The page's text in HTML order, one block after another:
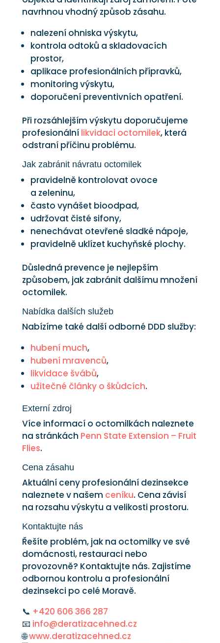
navrhnou vhodný způsob zásahu.
nalezení ohniska výskytu,
kontrola odtoků a skladovacích
prostor,
aplikace profesionálních přípravků,
monitoring výskytu,
doporučení preventivních opatření.
Při rozsáhlejším výskytu doporučujeme
profesionální likvidaci octomilek, která
odstraní příčinu problému.
Jak zabránit návratu octomilek
pravidelně kontrolovat ovoce
a zeleninu,
často vynášet bioodpad,
udržovat čisté sifony,
nenechávat otevřené sladké nápoje,
pravidelně uklízet kuchyňské plochy.
Důsledná prevence je nejlepším
způsobem, jak zabránit dalšímu množení
octomilek.
Nabídka dalších služeb
Nabízíme také další odborné DDD služby:
hubení much,
hubení mravenců,
likvidace švábů,
užitečné články o škůdcích.
Externí zdroj
Více informací o octomilkách naleznete
na stránkách Penn State Extension – Fruit
Flies.
Cena zásahu
Aktuální ceny profesionální dezinsekce
naleznete v našem ceníku. Cena závisí
na rozsahu výskytu a velikosti prostoru.
Kontaktujte nás
Řešíte problém, jak na octomilky ve své
domácnosti, restauraci nebo
provozovně? Kontaktujte nás. Zajistíme
odbornou kontrolu a profesionální
dezinsekci po celé Moravě.
📞 +420 606 366 287
📧 info@deratizacehned.cz
🌐www.deratizacehned.cz